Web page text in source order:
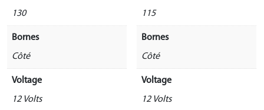
130
Bornes
Côté
Voltage
12 Volts
115
Bornes
Côté
Voltage
12 Volts